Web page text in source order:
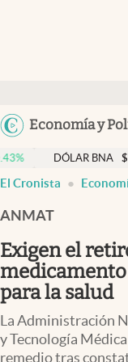
Economía y
Members
Economía y Política
Finanzas y Mercados
Mercados Online
Negocios
Columnistas
Apertura
BNA $ 1520
El Cronista
ANMAT
Exigen el
para la salud
La Administración
y Tecnología
remedio tras